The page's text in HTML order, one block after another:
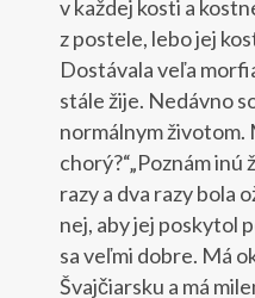
v každej kosti a
z postele, lebo jej
Dostávala veľa
stále žije. Nedávno
normálnym
chorý?“„Poznám
razy a dva razy bola
nej, aby jej poskytol
sa veľmi dobre. Má
Švajčiarsku a má